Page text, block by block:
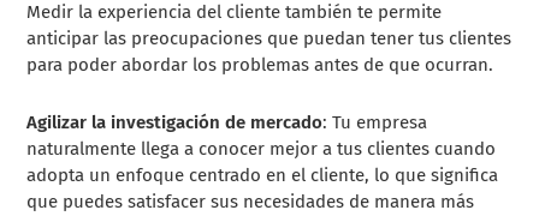
Medir la experiencia del cliente también te permite
anticipar las preocupaciones que puedan tener tus clientes
para poder abordar los problemas antes de que ocurran.
Agilizar la investigación de mercado: Tu empresa
naturalmente llega a conocer mejor a tus clientes cuando
adopta un enfoque centrado en el cliente, lo que significa
que puedes satisfacer sus necesidades de manera más